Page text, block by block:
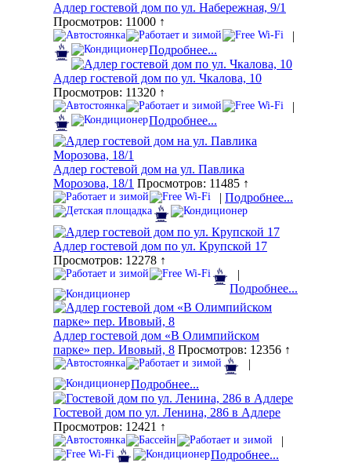
Адлер гостевой дом по ул. Набережная, 9/1
Просмотров: 11000 ↑
|
Подробнее...
Адлер гостевой дом по ул. Чкалова, 10
Просмотров: 11320 ↑
|
Подробнее...
Адлер гостевой дом на ул. Павлика
Морозова, 18/1 Просмотров: 11485 ↑
| Подробнее...
Адлер гостевой дом по ул. Крупской 17
Просмотров: 12278 ↑
|
Подробнее...
Адлер гостевой дом «В Олимпийском
парке» пер. Ивовый, 8 Просмотров: 12356 ↑
|
Подробнее...
Гостевой дом по ул. Ленина, 286 в Адлере
Просмотров: 12421 ↑
|
Подробнее...